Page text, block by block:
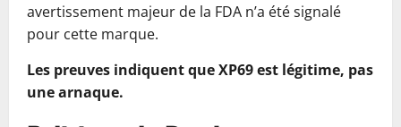
avertissement majeur de la FDA n’a été signalé
pour cette marque.
Les preuves indiquent que XP69 est légitime, pas
une arnaque.